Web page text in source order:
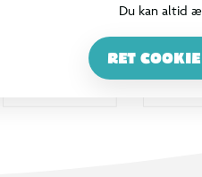
Du kan altid
RET